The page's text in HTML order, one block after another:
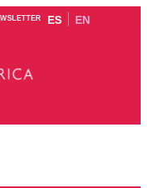
ES EN